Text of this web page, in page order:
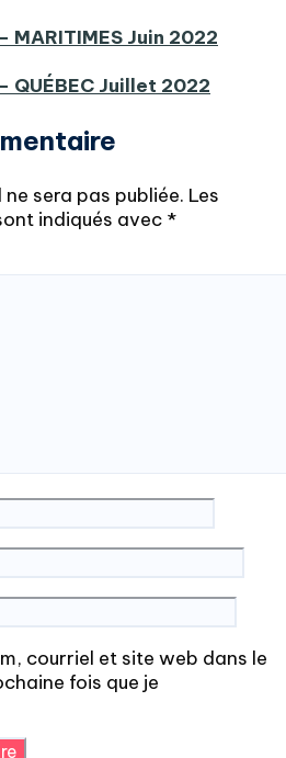
Juin 2022
QUÉBEC Juillet 2022
sera pas publiée. Les
indiqués avec *
courriel et site web dans le
fois que je